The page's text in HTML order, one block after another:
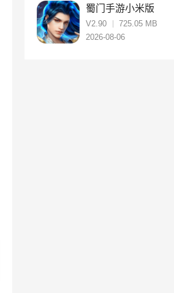
蜀门手游小米版
V2.90
725.05 MB
2026-08-06